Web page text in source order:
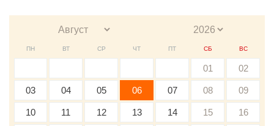
ПН ВТ СР ЧТ ПТ СБ ВС
01 02
03 04 05 06 07 08 09
10 11 12 13 14 15 16